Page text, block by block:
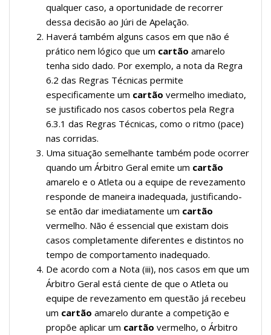
qualquer caso, a oportunidade de recorrer
dessa decisão ao Júri de Apelação.
Haverá também alguns casos em que não é
prático nem lógico que um cartão amarelo
tenha sido dado. Por exemplo, a nota da Regra
6.2 das Regras Técnicas permite
especificamente um cartão vermelho imediato,
se justificado nos casos cobertos pela Regra
6.3.1 das Regras Técnicas, como o ritmo (pace)
nas corridas.
Uma situação semelhante também pode ocorrer
quando um Árbitro Geral emite um cartão
amarelo e o Atleta ou a equipe de revezamento
responde de maneira inadequada, justificando-
se então dar imediatamente um cartão
vermelho. Não é essencial que existam dois
casos completamente diferentes e distintos no
tempo de comportamento inadequado.
De acordo com a Nota (iii), nos casos em que um
Árbitro Geral está ciente de que o Atleta ou
equipe de revezamento em questão já recebeu
um cartão amarelo durante a competição e
propõe aplicar um cartão vermelho, o Árbitro